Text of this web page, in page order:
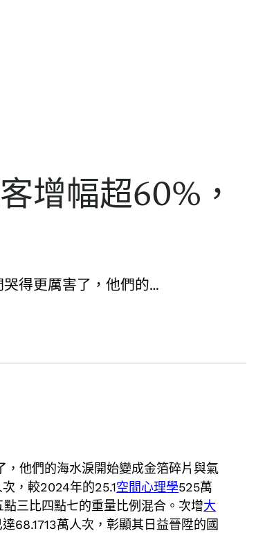
增幅超60%，
得更厲害了，他們的…
，他們的海水淚開始變成金箔碎片與氣
，較2024年的25.1空間心理學525萬
三比四點七的重量比例混合。次增大
68.1713萬人次，彰顯其日益晉陞的國